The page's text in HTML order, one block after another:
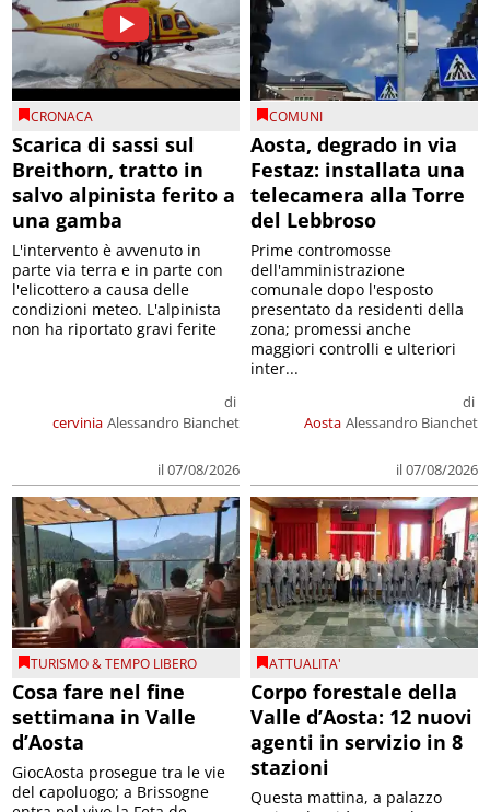
CRONACA
Scarica di sassi sul
Breithorn, tratto in
salvo alpinista ferito a
una gamba
cervinia
di
Alessandro Bianchet
il 07/08/2026
L'intervento è avvenuto in
parte via terra e in parte con
l'elicottero a causa delle
condizioni meteo. L'alpinista
non ha riportato gravi ferite
COMUNI
Aosta, degrado in via
Festaz: installata una
telecamera alla Torre
del Lebbroso
Aosta
di
Alessandro Bianchet
il 07/08/2026
Prime contromosse
dell'amministrazione
comunale dopo l'esposto
presentato da residenti della
zona; promessi anche
maggiori controlli e ulteriori
inter...
TURISMO & TEMPO LIBERO
Cosa fare nel fine
settimana in Valle
d’Aosta
GiocAosta prosegue tra le vie
del capoluogo; a Brissogne
ATTUALITA'
Corpo forestale della
Valle d’Aosta: 12 nuovi
agenti in servizio in 8
stazioni
Questa mattina, a palazzo